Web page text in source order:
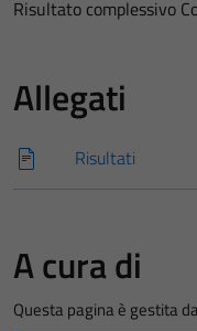
Risultato complessivo
Allegati
Risultati
A cura di
Questa pagina è gestita da